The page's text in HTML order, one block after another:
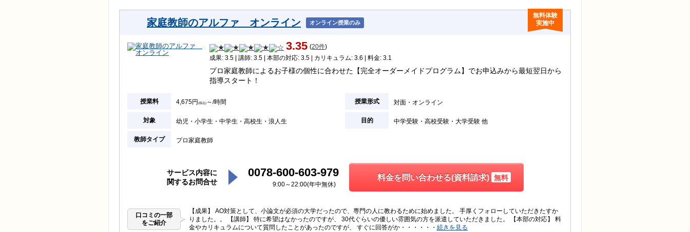
家庭教師のアルファ オンライン オンライン授業のみ
無料体験
実施中
3.35 (20件)
成果: 3.5 | 講師: 3.5 | 本部の対応: 3.5 | カリキュラム: 3.6 | 料金: 3.1
プロ家庭教師によるお子様の個性に合わせた【完全オーダーメイドプログラム】でお申込みから最短翌日から
指導スタート！
授業料 4,675円 (税込) ～/時間 授業形式 対面 オンライン
対象 幼児 小学生 中学生 高校生 浪人生 目的 中学受験 高校受験 大学受験 他
教師タイプ プロ家庭教師
サービス内容に
関するお問合せ
0078-600-603-979
9:00～22:00(年中無休)
料金を問い合わせる(資料請求) 無料
口コミの一部
をご紹介
【成果】 AO対策として、小論文が必須の大学だったので、専門の人に教わるために始めました。 手厚くフォローしていただきたすか
りました。。 【講師】 特に希望はなかったのですが、 30代ぐらいの優しい雰囲気の方を派遣していただきました。 【本部の対応】 料
金やカリキュラムについて質問したことがあったのですが、 すぐに回答がか・・・・・・ 続きを見る